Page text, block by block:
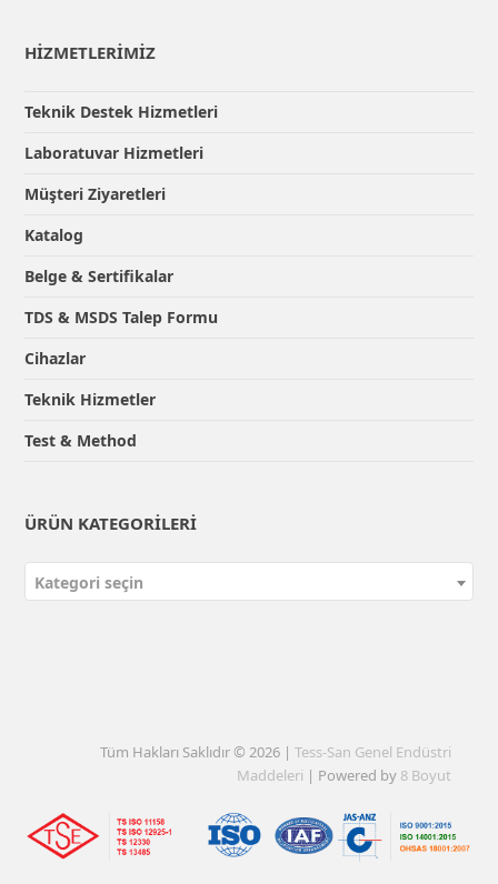
HİZMETLERİMİZ
Teknik Destek Hizmetleri
Laboratuvar Hizmetleri
Müşteri Ziyaretleri
Katalog
Belge & Sertifikalar
TDS & MSDS Talep Formu
Cihazlar
Teknik Hizmetler
Test & Method
ÜRÜN KATEGORILERI
Kategori seçin
Tüm Hakları Saklıdır © 2026 | Tess-San Genel Endüstri
Maddeleri | Powered by 8 Boyut